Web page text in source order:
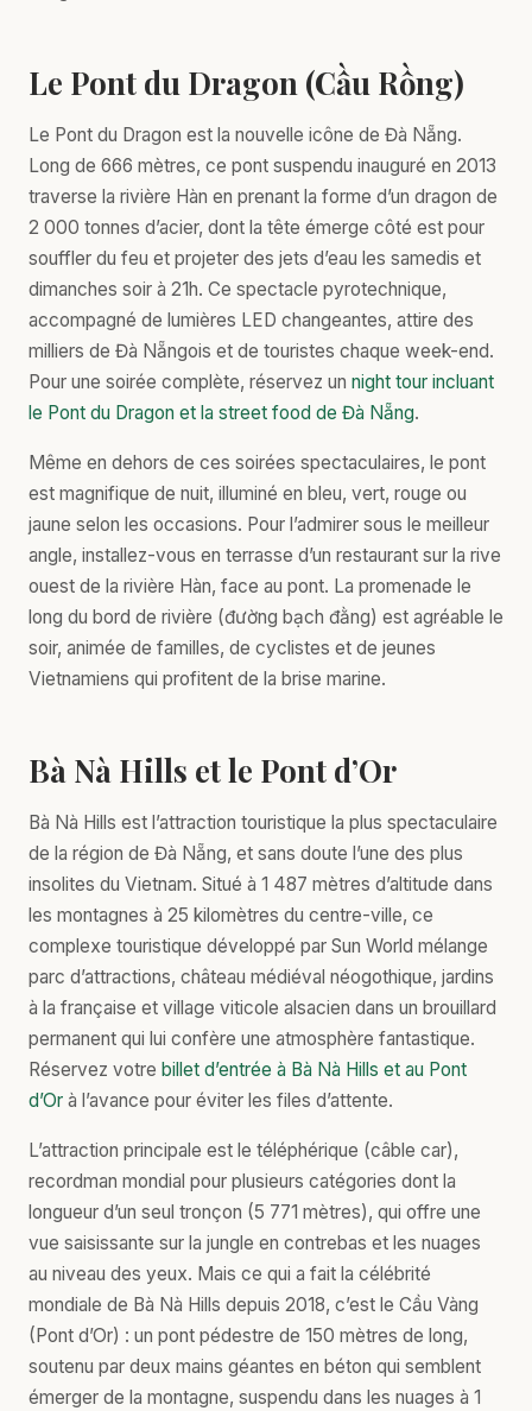
Le Pont du Dragon (Cầu Rồng)
Le Pont du Dragon est la nouvelle icône de Đà Nẵng.
Long de 666 mètres, ce pont suspendu inauguré en 2013
traverse la rivière Hàn en prenant la forme d’un dragon de
2 000 tonnes d’acier, dont la tête émerge côté est pour
souffler du feu et projeter des jets d’eau les samedis et
dimanches soir à 21h. Ce spectacle pyrotechnique,
accompagné de lumières LED changeantes, attire des
milliers de Đà Nẵngois et de touristes chaque week-end.
Pour une soirée complète, réservez un night tour incluant
le Pont du Dragon et la street food de Đà Nẵng.
Même en dehors de ces soirées spectaculaires, le pont
est magnifique de nuit, illuminé en bleu, vert, rouge ou
jaune selon les occasions. Pour l’admirer sous le meilleur
angle, installez-vous en terrasse d’un restaurant sur la rive
ouest de la rivière Hàn, face au pont. La promenade le
long du bord de rivière (đường bạch đằng) est agréable le
soir, animée de familles, de cyclistes et de jeunes
Vietnamiens qui profitent de la brise marine.
Bà Nà Hills et le Pont d’Or
Bà Nà Hills est l’attraction touristique la plus spectaculaire
de la région de Đà Nẵng, et sans doute l’une des plus
insolites du Vietnam. Situé à 1 487 mètres d’altitude dans
les montagnes à 25 kilomètres du centre-ville, ce
complexe touristique développé par Sun World mélange
parc d’attractions, château médiéval néogothique, jardins
à la française et village viticole alsacien dans un brouillard
permanent qui lui confère une atmosphère fantastique.
Réservez votre billet d’entrée à Bà Nà Hills et au Pont
d’Or à l’avance pour éviter les files d’attente.
L’attraction principale est le téléphérique (câble car),
recordman mondial pour plusieurs catégories dont la
longueur d’un seul tronçon (5 771 mètres), qui offre une
vue saisissante sur la jungle en contrebas et les nuages
au niveau des yeux. Mais ce qui a fait la célébrité
mondiale de Bà Nà Hills depuis 2018, c’est le Cầu Vàng
(Pont d’Or) : un pont pédestre de 150 mètres de long,
soutenu par deux mains géantes en béton qui semblent
émerger de la montagne, suspendu dans les nuages à 1